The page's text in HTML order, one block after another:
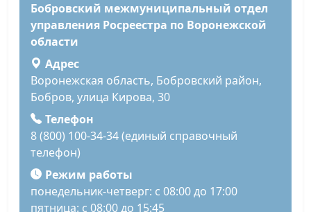
Бобровский межмуниципальный отдел
управления Росреестра по Воронежской
области
Адрес
Воронежская область, Бобровский район,
Бобров, улица Кирова, 30
Телефон
8 (800) 100-34-34 (единый справочный
телефон)
Режим работы
понедельник-четверг: с 08:00 до 17:00
пятница: с 08:00 до 15:45